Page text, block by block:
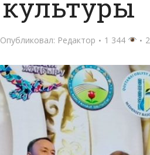
культуры
Опубликовал: Редактор 1 344